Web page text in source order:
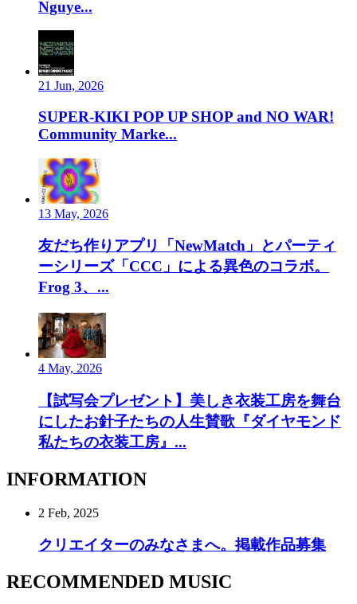
Nguye...
21 Jun, 2026
SUPER-KIKI POP UP SHOP and NO WAR!
Community Marke...
13 May, 2026
友だち作りアプリ「NewMatch」とパーティ
ーシリーズ「CCC」による異色のコラボ。
Frog 3、...
4 May, 2026
【試写会プレゼント】美しき衣装工房を舞台
にしたお針子たちの人生賛歌『ダイヤモンド
私たちの衣装工房』...
INFORMATION
2 Feb, 2025
クリエイターのみなさまへ。掲載作品募集
RECOMMENDED MUSIC